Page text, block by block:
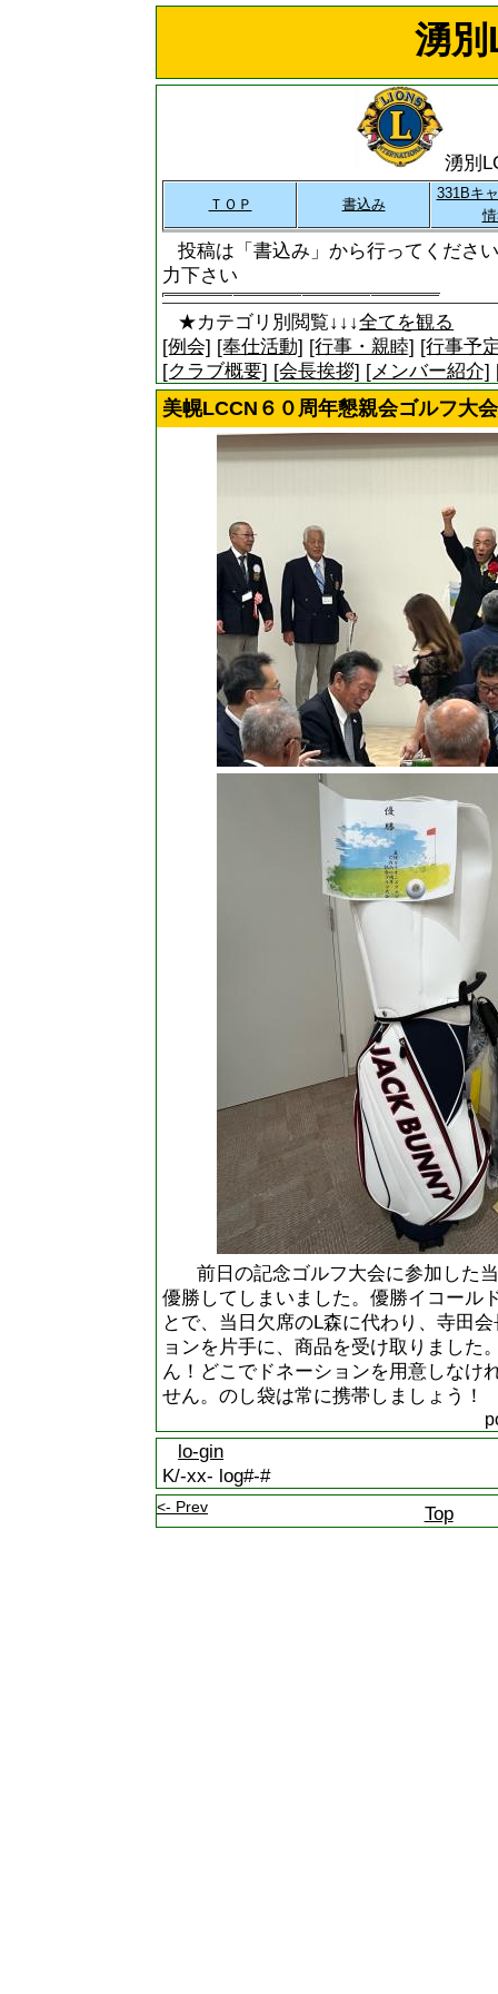
湧
湧別
ＴＯＰ 書込み
331Bキ
投稿は「書込み」から行ってくださ
力下さい
★カテゴリ別閲覧↓↓↓全てを観る
[例会] [奉仕活動] [行事・親睦] [行事予
[クラブ概要] [会長挨拶] [メンバー紹介]
美幌LCCN６０周年懇親会ゴルフ大
前日の記念ゴルフ大会に参加した
優勝してしまいました。優勝イコール
とで、当日欠席のL森に代わり、寺田
ョンを片手に、商品を受け取りました
ん！どこでドネーションを用意しなけ
せん。のし袋は常に携帯しましょう！
lo-gin
K/-xx- log#-#
<- Prev Top